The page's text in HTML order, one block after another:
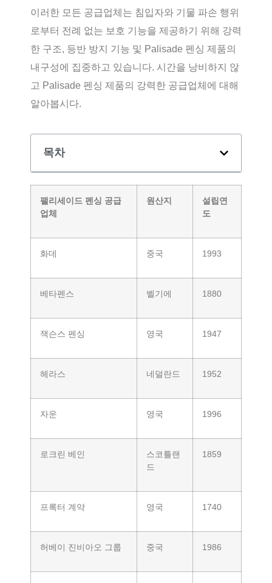
이러한 모든 공급업체는 침입자와 기물 파손 행위
로부터 전례 없는 보호 기능을 제공하기 위해 강력
한 구조, 등반 방지 기능 및 Palisade 펜싱 제품의
내구성에 집중하고 있습니다. 시간을 낭비하지 않
고 Palisade 펜싱 제품의 강력한 공급업체에 대해
알아봅시다.
목차
팰리세이드 펜싱 공급
업체
원산지
설립연
도
화데 중국 1993
베타펜스 벨기에 1880
잭슨스 펜싱 영국 1947
헤라스 네덜란드 1952
자운 영국 1996
로크린 베인
스코틀랜
드
1859
프록터 계약 영국 1740
허베이 진비아오 그룹 중국 1986